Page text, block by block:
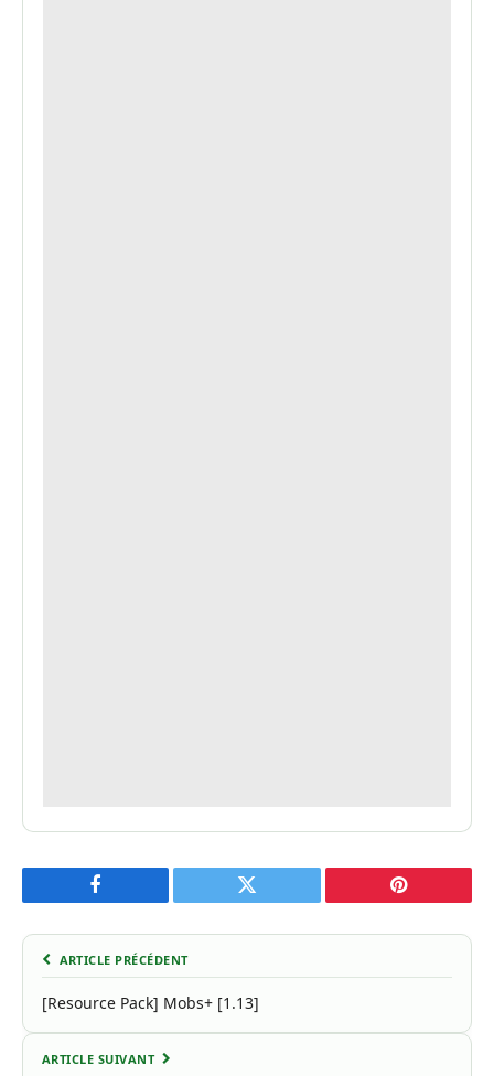
Facebook Twitter Pinterest
ARTICLE PRÉCÉDENT
[Resource Pack] Mobs+ [1.13]
ARTICLE SUIVANT